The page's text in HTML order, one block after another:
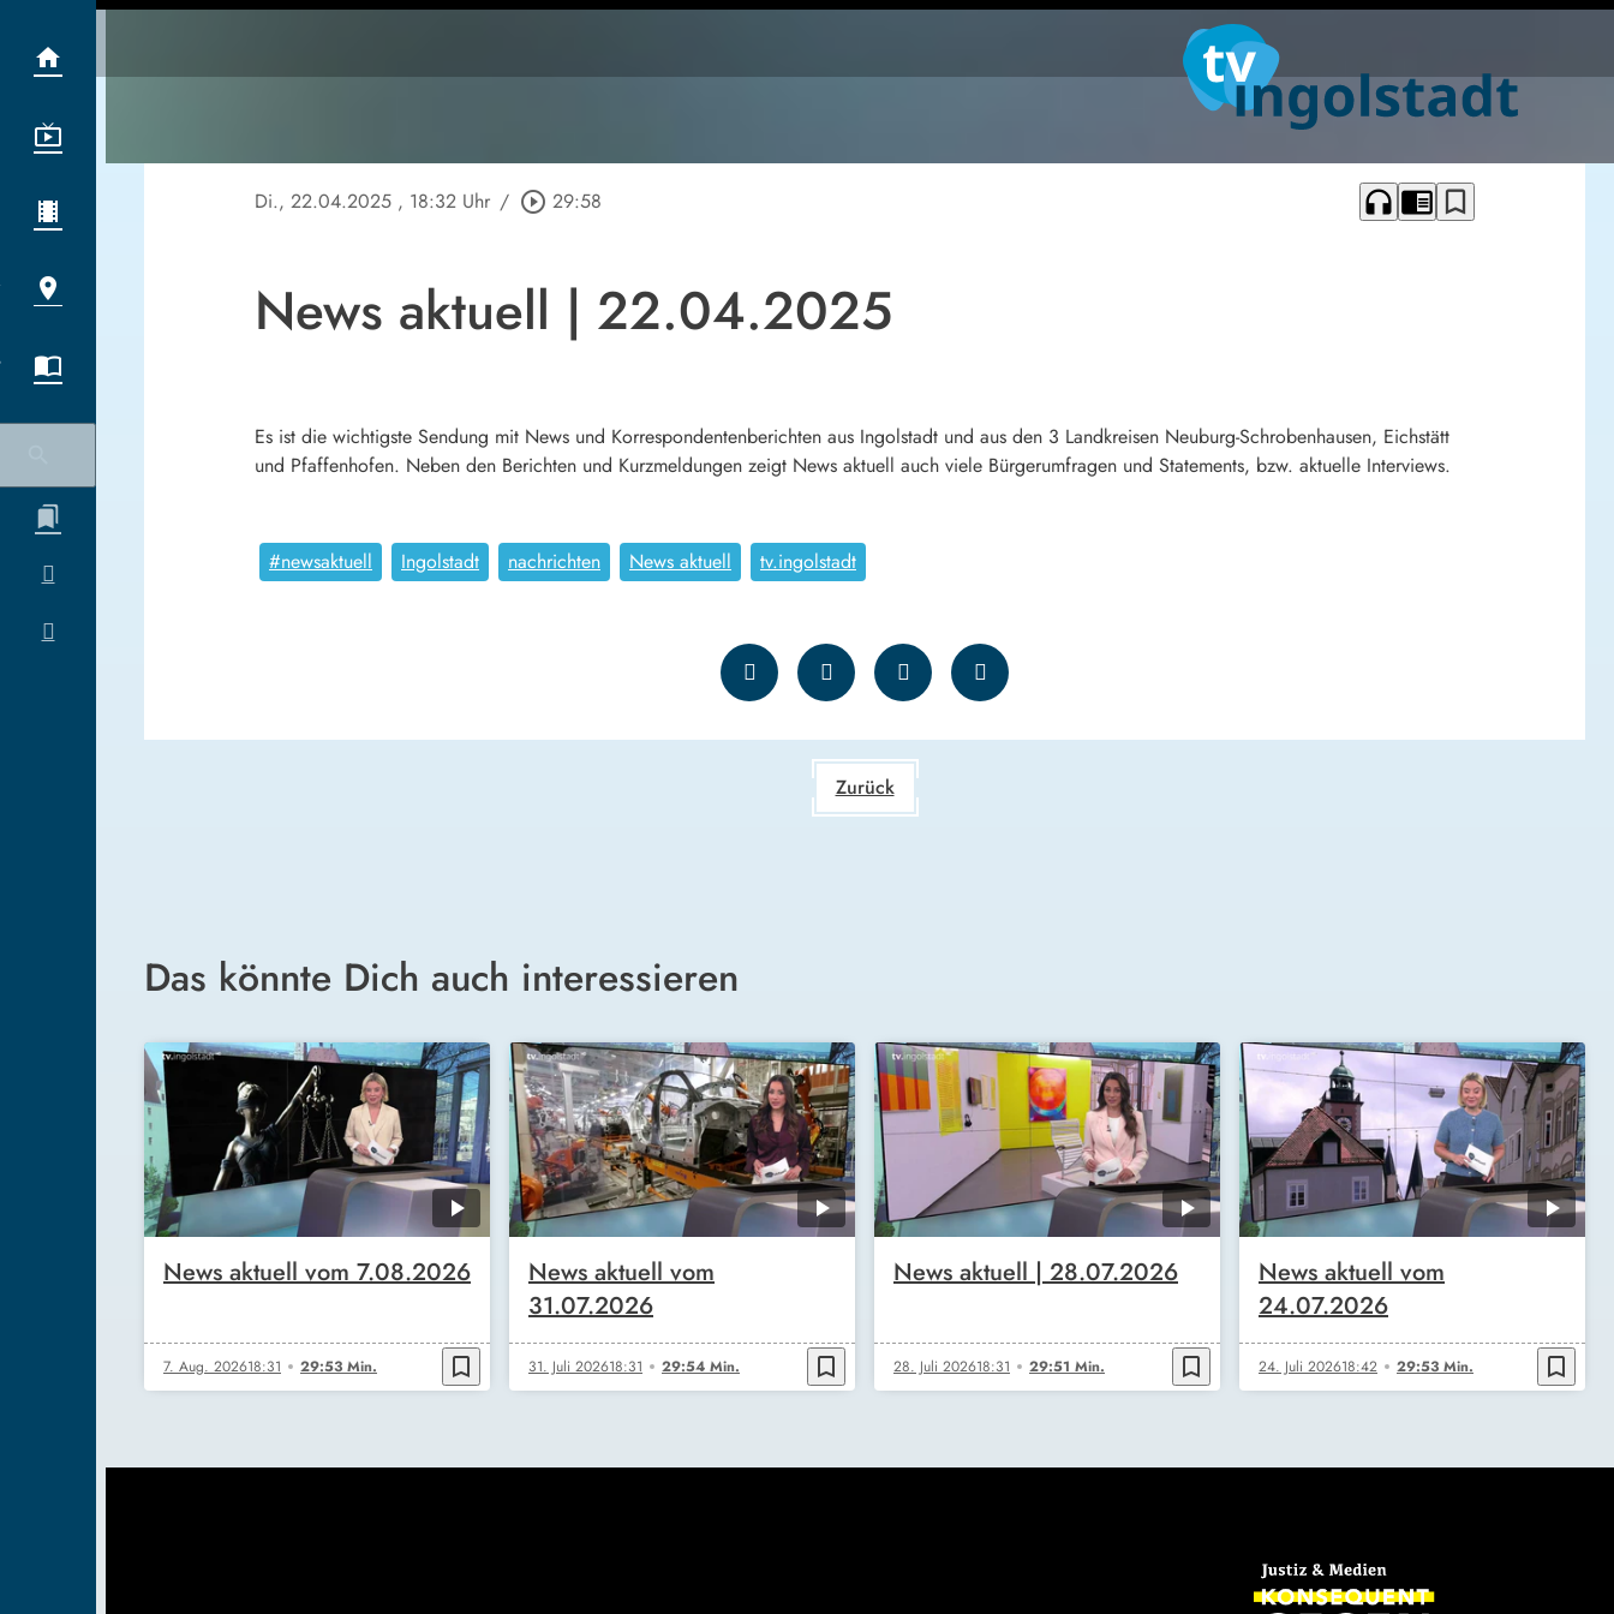
Di., 22.04.2025 , 18:32 Uhr / play_circle_outline 29:58 headphones chrome_reader_mode bookmark_border
News aktuell | 22.04.2025
Es ist die wichtigste Sendung mit News und Korrespondentenberichten aus Ingolstadt und aus den 3 Landkreisen Neuburg-Schrobenhausen, Eichstätt
und Pfaffenhofen. Neben den Berichten und Kurzmeldungen zeigt News aktuell auch viele Bürgerumfragen und Statements, bzw. aktuelle Interviews.
#newsaktuell Ingolstadt nachrichten News aktuell tv.ingolstadt
Zurück
Das könnte Dich auch interessieren
News aktuell vom 7.08.2026
7. Aug. 202618:31 29:53 Min. bookmark_border
News aktuell vom
31.07.2026
31. Juli 202618:31 29:54 Min. bookmark_border
News aktuell | 28.07.2026
28. Juli 202618:31 29:51 Min. bookmark_border
News aktuell vom
24.07.2026
24. Juli 202618:42 29:53 Min. bookmark_border